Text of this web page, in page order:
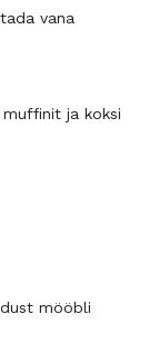
vana
ja koksi
mööbli